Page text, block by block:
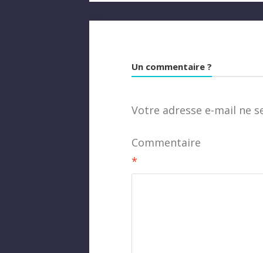
Un commentaire ?
Votre adresse e-mail ne
Commentaire
*